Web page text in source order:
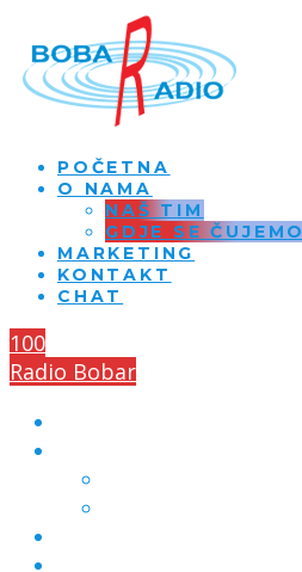
POČETNA
O NAMA
NAŠ TIM
GDJE SE ČUJEMO
MARKETING
KONTAKT
CHAT
100
Radio Bobar